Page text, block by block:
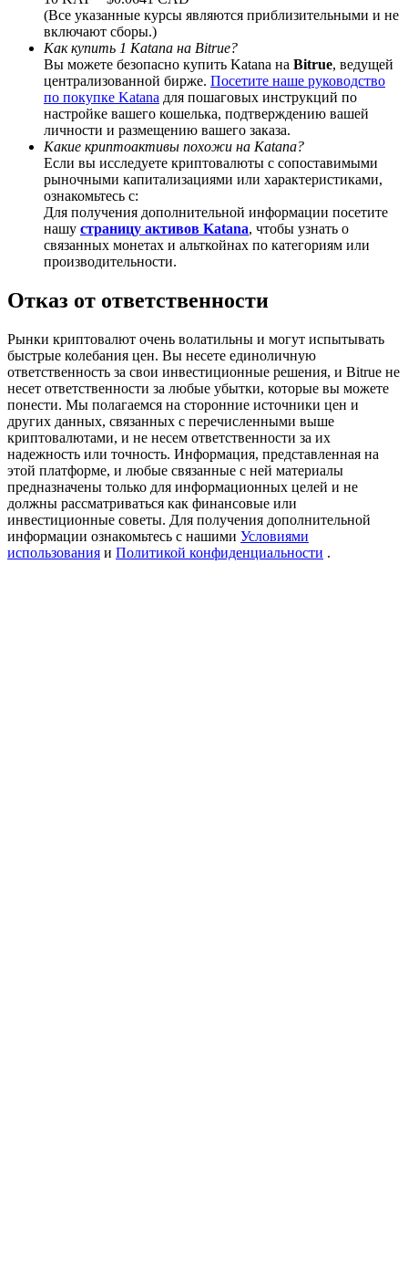
BTC Welcome Rewards
Deposit & Trade BTC to Share 25000 USDT prize pool!
Deposit CASHCAT & Win
Share 500000 CASHCAT prize pool
Exclusive for BitMart Users
Register & Trade to Win 500,000 USDT
Precious Metals Trading Carnival
Trade Gold & Silver · 33,333 USDT Bonus
USDT New User Exclusive 10% APR
USDT Flexible Staking | Daily Rewards
(Все указанные курсы являются приблизительными и не
включают сборы.)
Как купить 1 Katana на Bitrue?
Вы можете безопасно купить Katana на Bitrue, ведущей
централизованной бирже. Посетите наше руководство
по покупке Katana для пошаговых инструкций по
настройке вашего кошелька, подтверждению вашей
личности и размещению вашего заказа.
Какие криптоактивы похожи на Katana?
Если вы исследуете криптовалюты с сопоставимыми
рыночными капитализациями или характеристиками,
ознакомьтесь с:
Для получения дополнительной информации посетите
нашу страницу активов Katana, чтобы узнать о
связанных монетах и альткойнах по категориям или
производительности.
Отказ от ответственности
Рынки криптовалют очень волатильны и могут испытывать
быстрые колебания цен. Вы несете единоличную
ответственность за свои инвестиционные решения, и Bitrue не
несет ответственности за любые убытки, которые вы можете
понести. Мы полагаемся на сторонние источники цен и
других данных, связанных с перечисленными выше
криптовалютами, и не несем ответственности за их
надежность или точность. Информация, представленная на
этой платформе, и любые связанные с ней материалы
предназначены только для информационных целей и не
должны рассматриваться как финансовые или
инвестиционные советы. Для получения дополнительной
информации ознакомьтесь с нашими Условиями
использования и Политикой конфиденциальности .